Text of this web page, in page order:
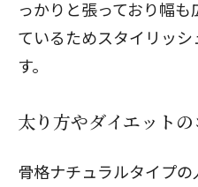
っかりと張っており幅
ているためスタイリッ
す。
太り方やダイエットの
骨格ナチュラルタイプ